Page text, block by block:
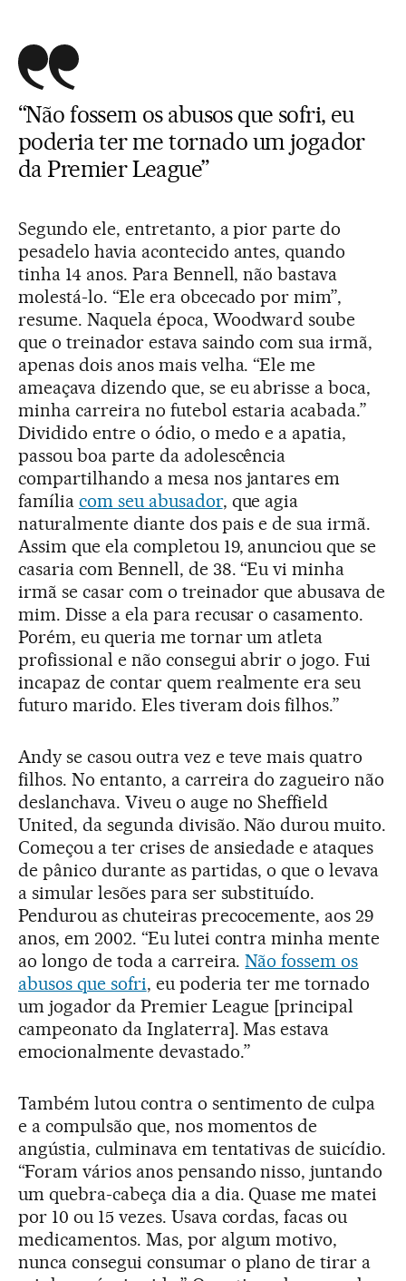
“Não fossem os abusos que sofri, eu
poderia ter me tornado um jogador
da Premier League”
Segundo ele, entretanto, a pior parte do
pesadelo havia acontecido antes, quando
tinha 14 anos. Para Bennell, não bastava
molestá-lo. “Ele era obcecado por mim”,
resume. Naquela época, Woodward soube
que o treinador estava saindo com sua irmã,
apenas dois anos mais velha. “Ele me
ameaçava dizendo que, se eu abrisse a boca,
minha carreira no futebol estaria acabada.”
Dividido entre o ódio, o medo e a apatia,
passou boa parte da adolescência
compartilhando a mesa nos jantares em
família com seu abusador, que agia
naturalmente diante dos pais e de sua irmã.
Assim que ela completou 19, anunciou que se
casaria com Bennell, de 38. “Eu vi minha
irmã se casar com o treinador que abusava de
mim. Disse a ela para recusar o casamento.
Porém, eu queria me tornar um atleta
profissional e não consegui abrir o jogo. Fui
incapaz de contar quem realmente era seu
futuro marido. Eles tiveram dois filhos.”
Andy se casou outra vez e teve mais quatro
filhos. No entanto, a carreira do zagueiro não
deslanchava. Viveu o auge no Sheffield
United, da segunda divisão. Não durou muito.
Começou a ter crises de ansiedade e ataques
de pânico durante as partidas, o que o levava
a simular lesões para ser substituído.
Pendurou as chuteiras precocemente, aos 29
anos, em 2002. “Eu lutei contra minha mente
ao longo de toda a carreira.Não fossem os
abusos que sofri, eu poderia ter me tornado
um jogador da Premier League [principal
campeonato da Inglaterra]. Mas estava
emocionalmente devastado.”
Também lutou contra o sentimento de culpa
e a compulsão que, nos momentos de
angústia, culminava em tentativas de suicídio.
“Foram vários anos pensando nisso, juntando
um quebra-cabeça dia a dia. Quase me matei
por 10 ou 15 vezes. Usava cordas, facas ou
medicamentos. Mas, por algum motivo,
nunca consegui consumar o plano de tirar a